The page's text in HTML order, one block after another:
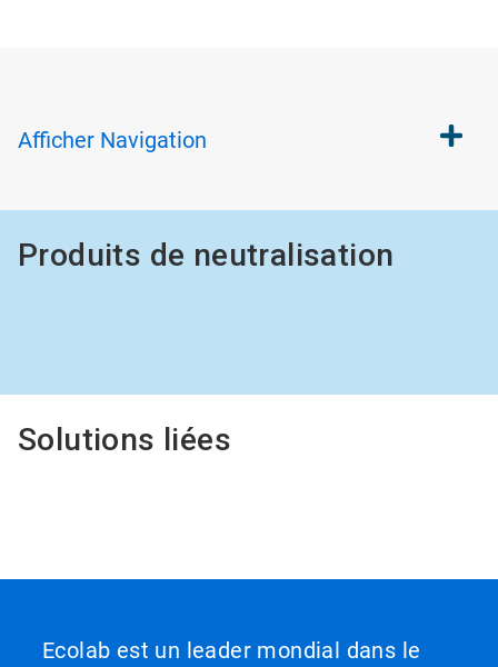
Afficher Navigation
Produits de neutralisation
Solutions liées
Ecolab est un leader mondial dans le